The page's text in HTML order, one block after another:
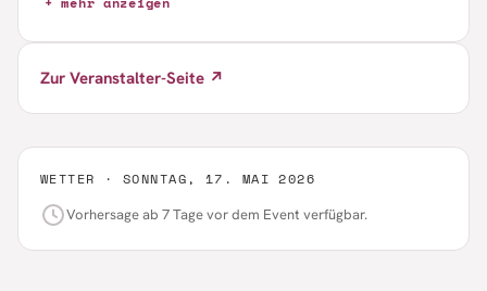
Das Event richtet sich an Radwanderer aller
Leistungsstufen und ist kostenfrei; Fahrradhelme
Zur Veranstalter-Seite ↗
WETTER · SONNTAG, 17. MAI 2026
Vorhersage ab 7 Tage vor dem Event verfügbar.